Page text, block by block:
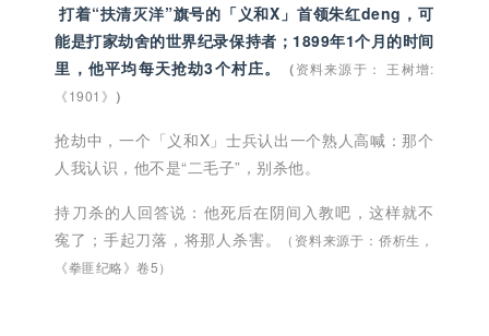
打着“扶清灭洋”旗号的 「义和X」 首领朱红deng，可
能是打家劫舍的世界纪录保持者；1899年1个月的时间
里，他平均每天抢劫3个村庄。
（资料来源于： 王树增:
《1901》 ）
抢劫中，一个「义和X」士兵认出一个熟人高喊：那个
人我认识，他不是“二毛子”，别杀他。
持刀杀的人回答说：他死后在阴间入教吧，这样就不
寃了；手起刀落，将那人杀害。
（资料来源于：侨析生，
《拳匪纪略》卷5）